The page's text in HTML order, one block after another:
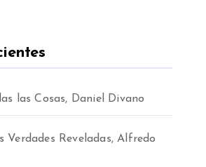
las Cosas, Daniel Divano
Verdades Reveladas, Alfredo